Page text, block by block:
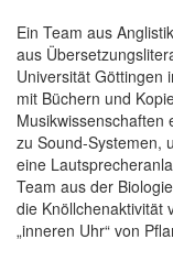
Ein Team aus
aus
Universität Göttingen
mit Büchern und
Musikwissenschaften
zu Sound-Systemen,
eine
Team aus der
die Knöllchenaktivität
„inneren Uhr“ von